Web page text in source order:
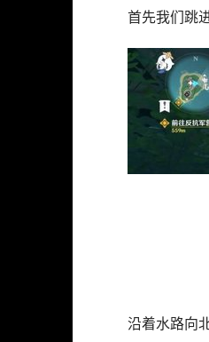
首先我们跳
沿着水路向